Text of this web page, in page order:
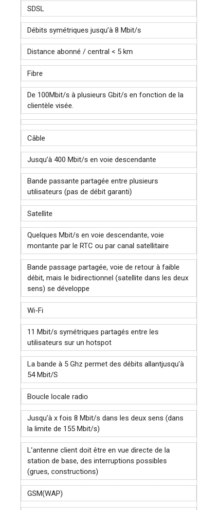
SDSL
Débits symétriques jusqu’à 8 Mbit/s
Distance abonné / central < 5 km
Fibre
De 100Mbit/s à plusieurs Gbit/s en fonction de la
clientèle visée.
Câble
Jusqu’à 400 Mbit/s en voie descendante
Bande passante partagée entre plusieurs
utilisateurs (pas de débit garanti)
Satellite
Quelques Mbit/s en voie descendante, voie
montante par leRTC ou par canal satellitaire
Bande passage partagée, voie de retour à faible
débit, mais le bidirectionnel (satellite dans les deux
sens) se développe
Wi-Fi
11 Mbit/s symétriques partagés entre les
utilisateurs sur un hotspot
La bande à 5 Ghz permet des débits allantjusqu’à
54 Mbit/S
Boucle locale radio
Jusqu’à x fois 8 Mbit/s dans les deux sens (dans
la limite de 155 Mbit/s)
L’antenne client doit être en vue directe de la
station de base, des interruptions possibles
(grues, constructions)
GSM(WAP)